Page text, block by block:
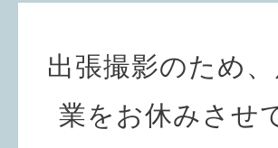
出張撮影のため
業をお休みさせ